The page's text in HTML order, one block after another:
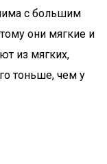
с большим
они мягкие и
из мягких,
тоньше, чем у